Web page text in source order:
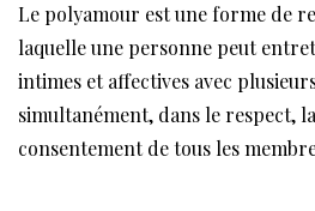
Le polyamour est une forme de
laquelle une personne peut
intimes et affectives avec
simultanément, dans le respect,
consentement de tous les